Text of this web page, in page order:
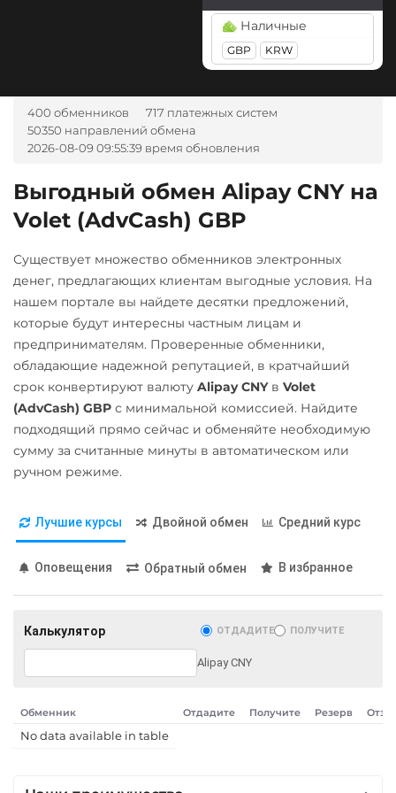
Tron (TRX)
TrueUSD (TUSD)
ERC20
Uniswap (UNI)
USD Coin (USDC)
Polygon
ARB
OP
BASE
Utopia USD (UUSD)
VeChain (VET)
Zcash (ZEC)
BGN
CZK GEL
NOK
TJS
UZS
RON
А-Банк UAH
Альфа-Банк
RUB
Беларусбанк BYN
Газпромбанк RUB
Евразийский Банк KZT
ЕРИП Расчет BYN
Карта Unionpay CNY
Карта UZCARD UZS
Карта МИР RUB
Любой банк
GEL
МТС Банк RUB
Почта Банк RUB
Наличные
GBP KRW
400 обменников
717 платежных систем
50350 направлений обмена
2026-08-09 09:55:39 время обновления
Выгодный обмен Alipay CNY на
Volet (AdvCash) GBP
Существует множество обменников электронных
денег, предлагающих клиентам выгодные условия. На
нашем портале вы найдете десятки предложений,
которые будут интересны частным лицам и
предпринимателям. Проверенные обменники,
обладающие надежной репутацией, в кратчайший
срок конвертируют валюту Alipay CNYв Volet
(AdvCash) GBP с минимальной комиссией. Найдите
подходящий прямо сейчас и обменяйте необходимую
сумму за считанные минуты в автоматическом или
ручном режиме.
Лучшие курсы Двойной обмен Средний курс
Оповещения Обратный обмен В избранное
Калькулятор ОТДАДИТЕ ПОЛУЧИТЕ
Alipay CNY
Обменник Отдадите Получите Резерв
No data available in table